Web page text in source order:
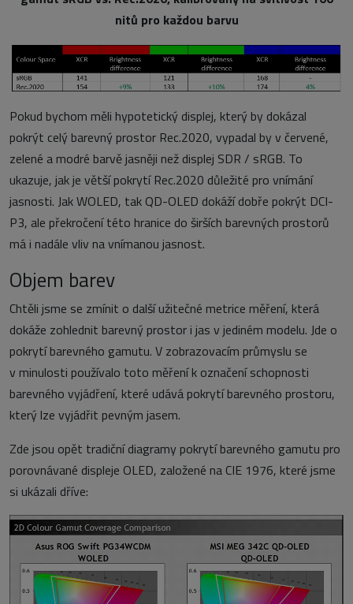
nitů pro každou barvu
Pokud bychom měli hypotetický displej, který by dokázal
pokrýt celý barevný prostor Rec.2020, vypadal by v červené,
zelené a modré barvě jasněji než displej SDR / sRGB. To
ukazuje, jak je větší pokrytí Rec.2020 důležité pro vnímání
jasnosti. Jak WOLED, tak QD-OLED dokáží dobře pokrýt DCI-
P3, ale překročení této hranice do širších barevných prostorů
má i nadále vliv na vnímanou jasnost.
Objem barev
Chtěli jsme se zmínit o další užitečné metrice měření, která
dokáže zohlednit barevný prostor i jas v jediném modelu. Jde o
pokrytí barevného gamutu. V zobrazovacím průmyslu se
v minulosti používalo toto měření k označení schopnosti
barevného vyjádření, které udává pokrytí barevného prostoru,
který lze vyjádřit pevným jasem.
Zde jsou opět tradiční diagramy pokrytí barevného gamutu pro
porovnávané displeje OLED, založené na CIE 1976, které jsme
si ukázali dříve: